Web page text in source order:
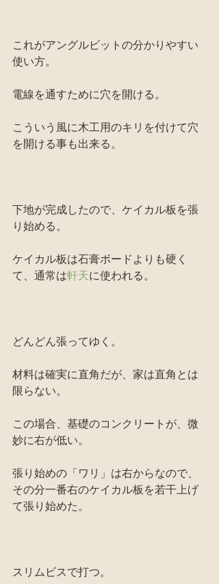
これがアングルビットの分かりやすい
使い方。
電線を通すために穴を開ける。
こういう風に木工用のキリを付けて穴
を開ける事も出来る。
下地が完成したので、ケイカル板を張
り始める。
ケイカル板は石膏ボードよりも硬く
て、通常は軒天に使われる。
どんどん張ってゆく。
材料は確実に直角だが、家は直角とは
限らない。
この場合、基礎のコンクリートが、微
妙に右が低い。
張り始めの「ワリ」は右からなので、
その分一番右のケイカル板を若干上げ
て張り始めた。
スリムビスで打つ。